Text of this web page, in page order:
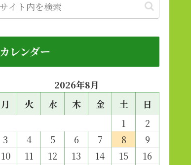
カレンダー
2026年8月
月
火 水 木 金 土
日
1
2
3
4 5 6 7 8
9
10
11 12 13 14 15
16